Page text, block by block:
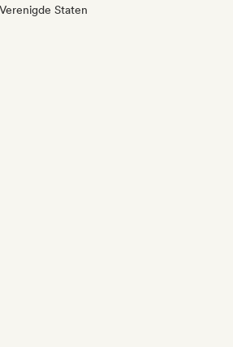
Staten